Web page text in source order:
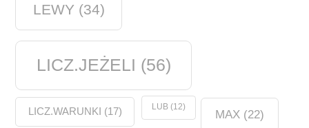
LEWY (34)
LICZ.JEŻELI (56)
LICZ.WARUNKI (17) LUB(12)
MAX(22)